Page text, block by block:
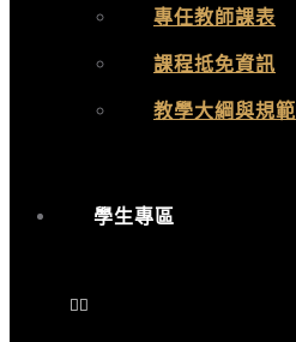
專任教師課表
課程抵免資訊
教學大綱與規範
學生專區